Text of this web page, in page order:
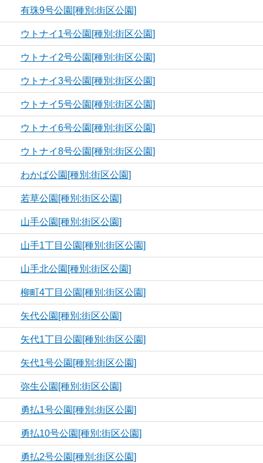
有珠9号公園[種別:街区公園]
ウトナイ1号公園[種別:街区公園]
ウトナイ2号公園[種別:街区公園]
ウトナイ3号公園[種別:街区公園]
ウトナイ5号公園[種別:街区公園]
ウトナイ6号公園[種別:街区公園]
ウトナイ8号公園[種別:街区公園]
わかば公園[種別:街区公園]
若草公園[種別:街区公園]
山手公園[種別:街区公園]
山手1丁目公園[種別:街区公園]
山手北公園[種別:街区公園]
柳町4丁目公園[種別:街区公園]
矢代公園[種別:街区公園]
矢代1丁目公園[種別:街区公園]
矢代1号公園[種別:街区公園]
弥生公園[種別:街区公園]
勇払1号公園[種別:街区公園]
勇払10号公園[種別:街区公園]
勇払2号公園[種別:街区公園]